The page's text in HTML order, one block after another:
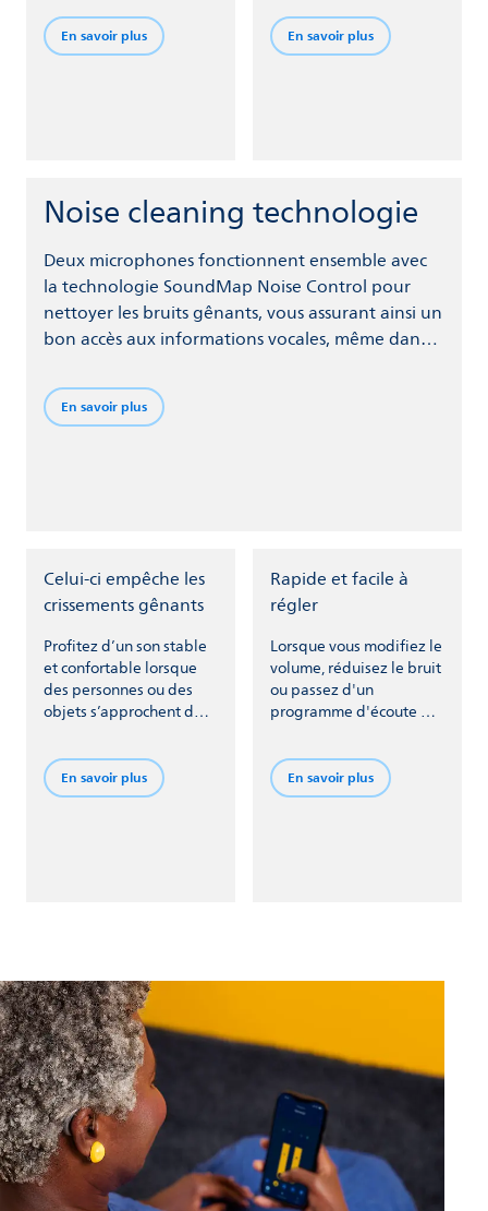
anciennes sont épuisées.
En savoir plus
conçues pour être aussi
légères et confortables
que possible sur l’oreille.
En savoir plus
Noise cleaning technologie
Deux microphones fonctionnent ensemble avec
la technologie SoundMap Noise Control pour
nettoyer les bruits gênants, vous assurant ainsi un
bon accès aux informations vocales, même dans
En savoir plus
Celui-ci empêche les
crissements gênants
Profitez d’un son stable
et confortable lorsque
des personnes ou des
objets s’approchent de
Feedback Canceller vous
permet de prendre vos
proches dans vos bras
En savoir plus
Rapide et facile à
régler
Lorsque vous modifiez le
volume, réduisez le bruit
ou passez d'un
programme d'écoute à
auditives partagent
automatiquement vos
réglages et fonctionnent
En savoir plus